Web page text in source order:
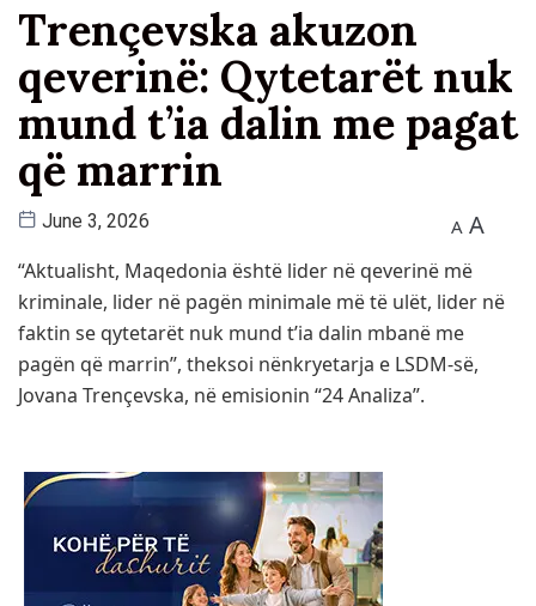
Trençevska akuzon
qeverinë: Qytetarët nuk
mund t’ia dalin me pagat
që marrin
June 3, 2026 A A
“Aktualisht, Maqedonia është lider në qeverinë më
kriminale, lider në pagën minimale më të ulët, lider në
faktin se qytetarët nuk mund t’ia dalin mbanë me
pagën që marrin”, theksoi nënkryetarja e LSDM-së,
Jovana Trençevska, në emisionin “24 Analiza”.